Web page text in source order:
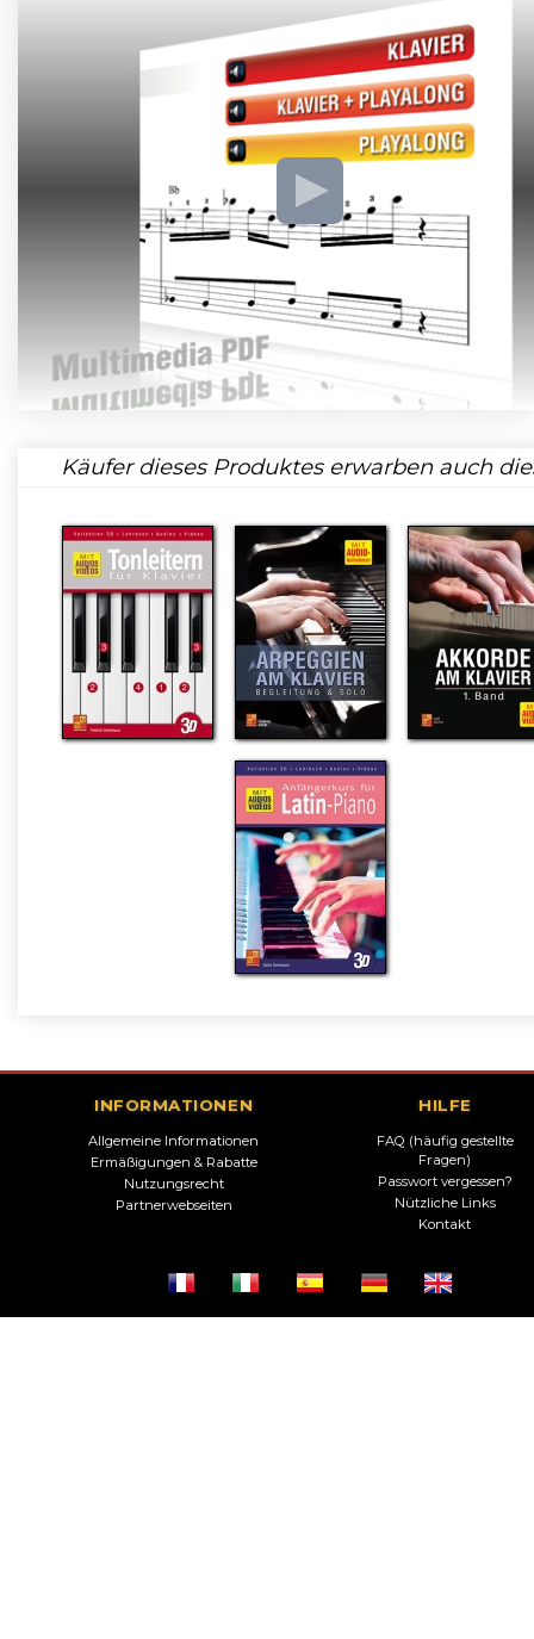
Käufer dieses Produktes erwarben auch
INFORMATIONEN
Allgemeine Informationen
Ermäßigungen & Rabatte
Nutzungsrecht
Partnerwebseiten
HILFE
FAQ (häufig gestellte
Fragen)
Passwort vergessen?
Nützliche Links
Kontakt